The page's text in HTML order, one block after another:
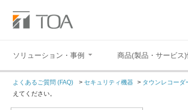
ソリューション・事例 商品(製品・サービス)
よくあるご質問 (FAQ) > セキュリティ機器 > タウンレコーダ
えてください。